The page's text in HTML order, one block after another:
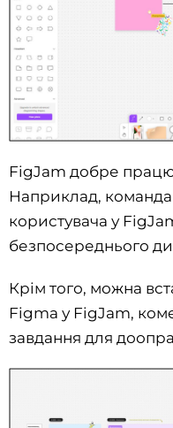
FigJam добре
Наприклад,
користувача у
безпосереднього
Крім того, можна
Figma у FigJam,
завдання для